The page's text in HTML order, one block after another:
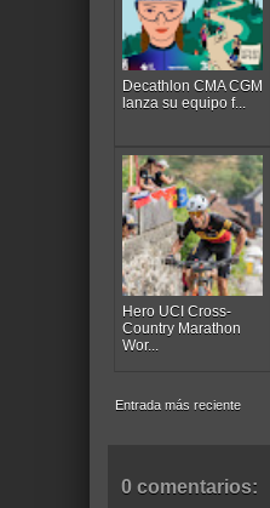
Decathlon CMA CGM
lanza su equipo f...
Hero UCI Cross-
Country Marathon
Wor...
Entrada más reciente
0 comentarios: